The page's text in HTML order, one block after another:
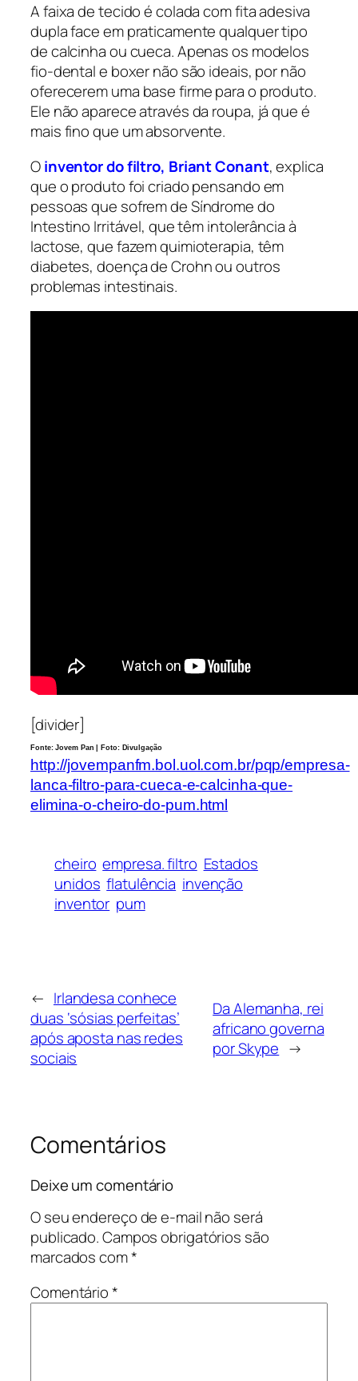
A faixa de tecido é colada com fita adesiva
dupla face em praticamente qualquer tipo
de calcinha ou cueca. Apenas os modelos
fio-dental e boxer não são ideais, por não
oferecerem uma base firme para o produto.
Ele não aparece através da roupa, já que é
mais fino que um absorvente.
Oinventor do filtro, Briant Conant, explica
que o produto foi criado pensando em
pessoas que sofrem de Síndrome do
Intestino Irritável, que têm intolerância à
lactose, que fazem quimioterapia, têm
diabetes, doença de Crohn ou outros
problemas intestinais.
[divider]
Fonte: Jovem Pan | Foto: Divulgação
http://jovempanfm.bol.uol.com.br/pqp/empresa-
lanca-filtro-para-cueca-e-calcinha-que-
elimina-o-cheiro-do-pum.html
cheiro empresa. filtro Estados
unidos flatulência invenção
inventor pum
← Irlandesa conhece
duas ‘sósias perfeitas’
após aposta nas redes
sociais
Da Alemanha, rei
africano governa
por Skype →
Comentários
Deixe um comentário
O seu endereço de e-mail não será
publicado.Campos obrigatórios são
marcados com*
Comentário*